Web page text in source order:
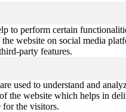
to perform certain
website on social media
party features.
used to understand and
the website which helps in
for the visitors.